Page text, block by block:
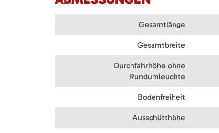
Gesamtlänge
Gesamtbreite
Durchfahrhöhe ohne
Rundumleuchte
Bodenfreiheit
Ausschütthöhe